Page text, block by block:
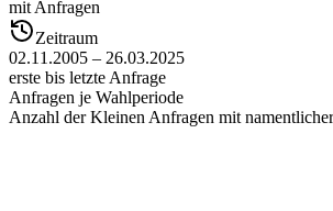
mit Anfragen
Zeitraum
02.11.2005 – 26.03.2025
erste bis letzte Anfrage
Anfragen je Wahlperiode
Anzahl der Kleinen Anfragen mit